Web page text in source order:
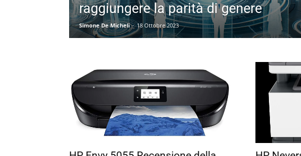
raggiungere la parità di genere
Simone De Micheli - 18 Ottobre 2023